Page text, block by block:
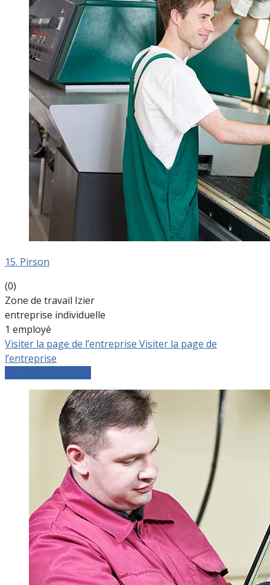
15. Pirson
(0)
Zone de travail Izier
entreprise individuelle
1 employé
Visiter la page de l’entreprise Visiter la page de
l’entreprise